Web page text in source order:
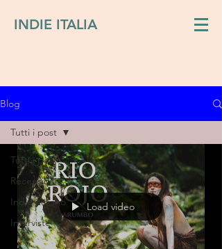
INDIE ITALIA
Blog
Tutti i post
Recensioni
Indie italiano
Interviste
Tutti i post
Load video